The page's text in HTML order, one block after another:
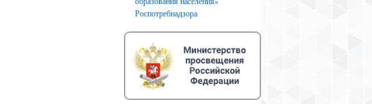
Роспотребнадзора